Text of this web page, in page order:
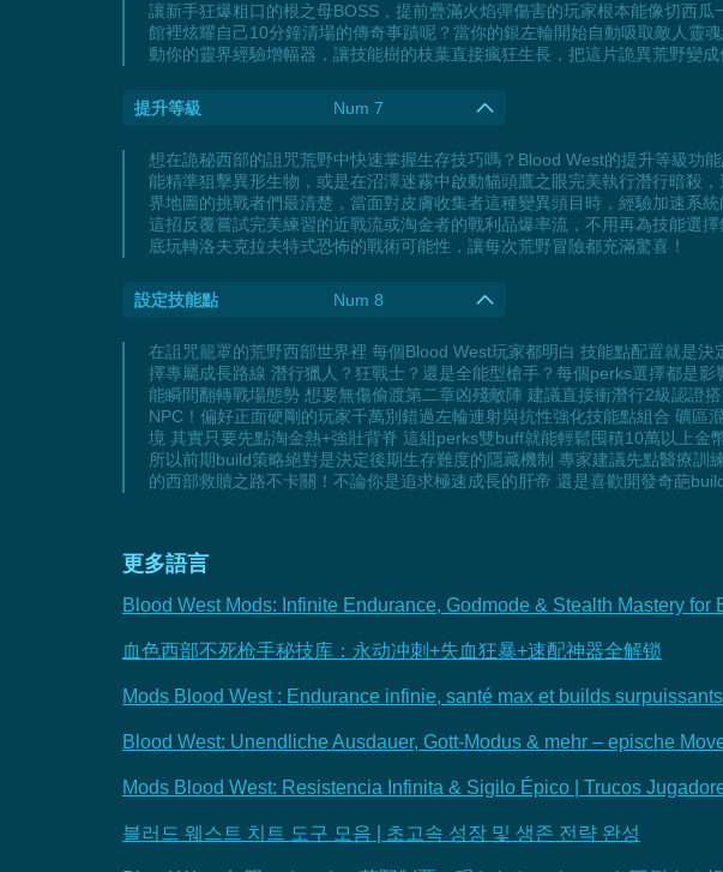
讓新手狂爆粗口的根之母BOSS，提前疊滿火焰彈傷害的玩家根本能像切西
館裡炫耀自己10分鐘清場的傳奇事蹟呢？當你的銀左輪開始自動吸取敵人靈
動你的靈界經驗增幅器，讓技能樹的枝葉直接瘋狂生長，把這片詭異荒野變成
提升等級 Num 7
想在詭秘西部的詛咒荒野中快速掌握生存技巧嗎？Blood West的提升等級功
能精準狙擊異形生物，或是在沼澤迷霧中啟動貓頭鷹之眼完美執行潛行暗殺
界地圖的挑戰者們最清楚，當面對皮膚收集者這種變異頭目時，經驗加速系
這招反覆嘗試完美練習的近戰流或淘金者的戰利品爆率流，不用再為技能選
底玩轉洛夫克拉夫特式恐怖的戰術可能性，讓每次荒野冒險都充滿驚喜！
設定技能點 Num 8
在詛咒籠罩的荒野西部世界裡 每個Blood West玩家都明白 技能點配置就是
擇專屬成長路線 潛行獵人？狂戰士？還是全能型槍手？每個perks選擇都是
能瞬間翻轉戰場態勢 想要無傷偷渡第二章凶殘敵陣 建議直接衝潛行2級認證
NPC！偏好正面硬剛的玩家千萬別錯過左輪連射與抗性強化技能點組合 礦
境 其實只要先點淘金熱+強壯背脊 這組perks雙buff就能輕鬆囤積10萬以上
所以前期build策略絕對是決定後期生存難度的隱藏機制 專家建議先點醫療
的西部救贖之路不卡關！不論你是追求極速成長的肝帝 還是喜歡開發奇葩
更多語言
Blood West Mods: Infinite Endurance, Godmode & Stealth Mastery for
血色西部不死枪手秘技库：永动冲刺+失血狂暴+速配神器全解锁
Mods Blood West : Endurance infinie, santé max et builds
Blood West: Unendliche Ausdauer, Gott-Modus & mehr – epische
Mods Blood West: Resistencia Infinita & Sigilo Épico | Trucos
블러드 웨스트 치트 도구 모음 | 초고속 성장 및 생존 전략 완성